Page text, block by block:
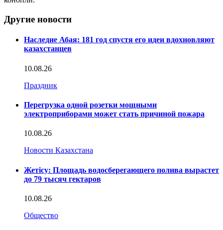
Другие новости
Наследие Абая: 181 год спустя его идеи вдохновляют
казахстанцев
10.08.26
Праздник
Перегрузка одной розетки мощными
электроприборами может стать причиной пожара
10.08.26
Новости Казахстана
Жетісу: Площадь водосберегающего полива вырастет
до 79 тысяч гектаров
10.08.26
Общество